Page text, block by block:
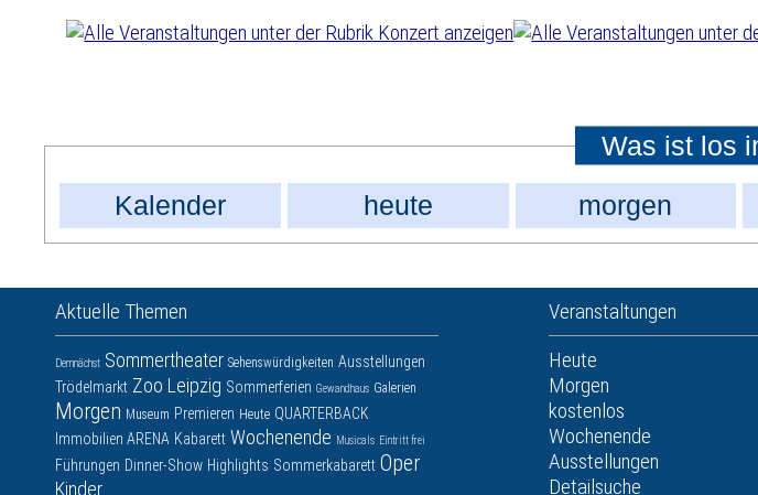
Was ist los
Kalender
heute morgen
Aktuelle Themen
Demnächst Sommertheater Sehenswürdigkeiten Ausstellungen
Trödelmarkt Zoo Leipzig Sommerferien Gewandhaus Galerien
Morgen Museum Premieren Heute QUARTERBACK
Immobilien ARENA Kabarett Wochenende Musicals Eintritt frei
Führungen Dinner-Show Highlights Sommerkabarett Oper
Kinder
Veranstaltungen
Heute
Morgen
kostenlos
Wochenende
Ausstellungen
Detailsuche